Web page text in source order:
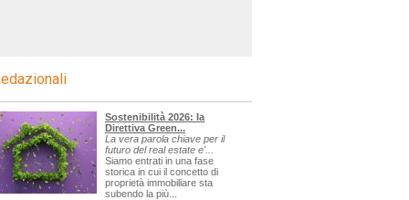
Sostenibilità 2026: la
Direttiva Green...
La vera parola chiave per il
futuro del real estate e'...
Siamo entrati in una fase
storica in cui il concetto di
proprietà immobiliare sta
subendo la più...